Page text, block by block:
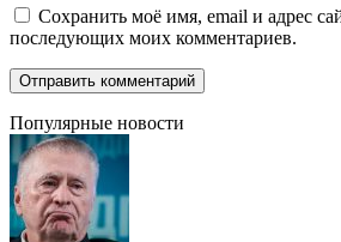
Сохранить моё имя, email и адрес
последующих моих комментариев.
Популярные новости